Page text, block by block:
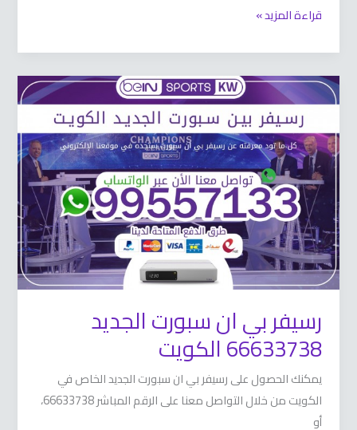
قراءة المزيد »
رسيفر بي ان سبورت الجديد
66633738 الكويت
يمكنك الحصول على رسيفر بي ان سبورت الجديد الخاص في
الكويت من خلال التواصل معنا على الرقم المباشر 66633738،
رسيفر
بي
ان
سبورت
الجديد
66633738
الكويت